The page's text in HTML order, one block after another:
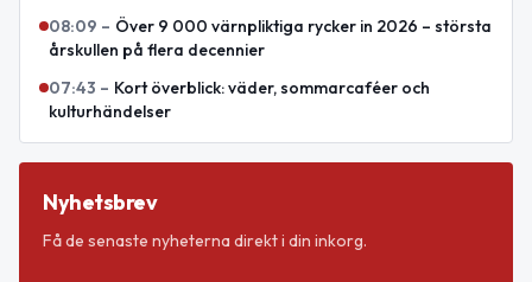
08:09 – Över 9 000 värnpliktiga rycker in 2026 – största
årskullen på flera decennier
07:43 – Kort överblick: väder, sommarcaféer och
kulturhändelser
Nyhetsbrev
Få de senaste nyheterna direkt i din inkorg.